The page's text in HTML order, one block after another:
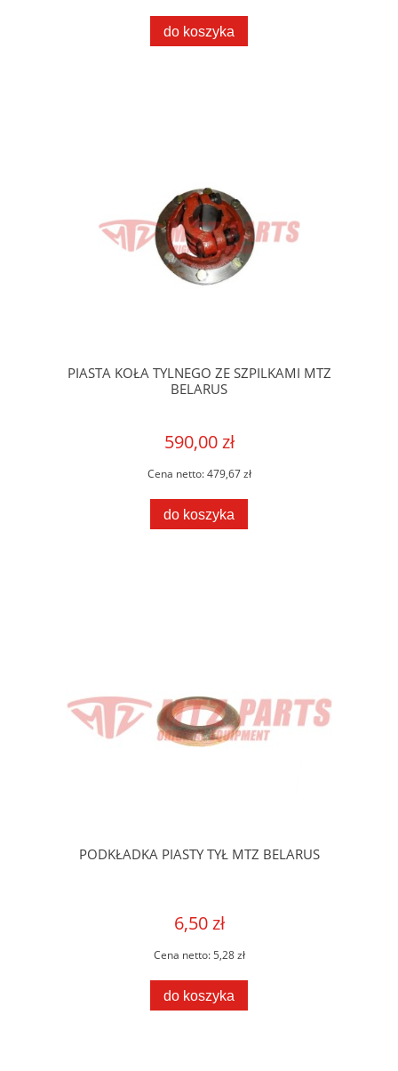
do koszyka
PIASTA KOŁA TYLNEGO ZE SZPILKAMI MTZ
BELARUS
590,00 zł
Cena netto:479,67 zł
do koszyka
PODKŁADKA PIASTY TYŁ MTZ BELARUS
6,50 zł
Cena netto:5,28 zł
do koszyka